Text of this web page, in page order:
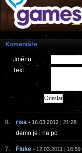
Komentáře
Jméno:
Text:
8. risa- 16.03.2012 | 21:28
demo je i na pc
7. Fluke- 12.03.2011 | 16:59